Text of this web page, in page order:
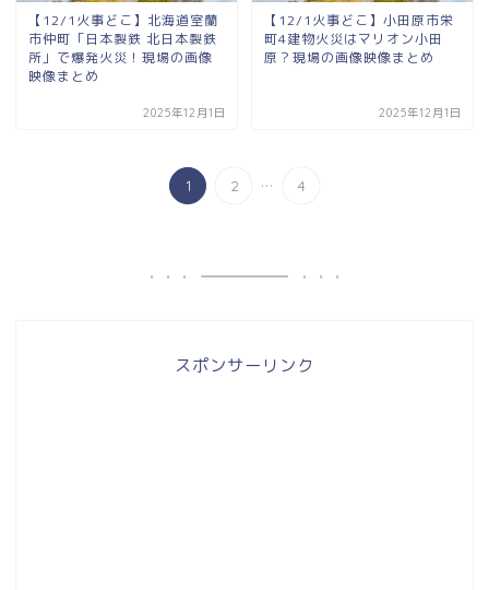
【12/1火事どこ】北海道室蘭
市仲町「日本製鉄 北日本製鉄
所」で爆発火災！現場の画像
映像まとめ
2025年12月1日
【12/1火事どこ】小田原市栄
町4建物火災はマリオン小田
原？現場の画像映像まとめ
2025年12月1日
1 2 ... 4
スポンサーリンク